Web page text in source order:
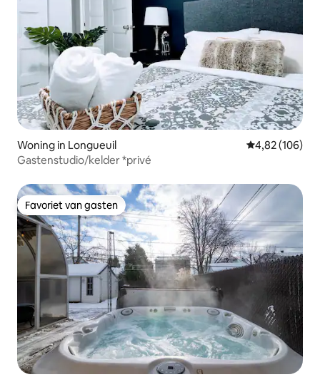
Woning in Longueuil Gemiddelde
4,82 (106)
Gastenstudio/kelder *privé
Favoriet van gasten
Favoriet van gasten